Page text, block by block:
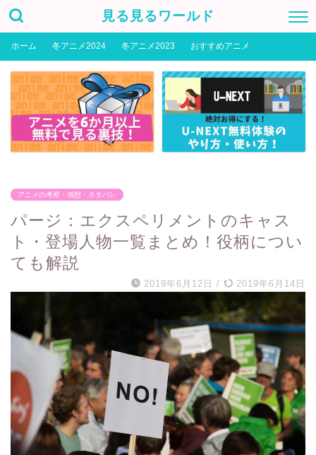
見る見るワールド
ホーム 冬アニメ2024 冬アニメ2023 おすすめアニメ
アニメの考察・感想・ネタバレ
パージ：エクスペリメントのキャス
ト・登場人物一覧まとめ！役柄につい
ても解説
2019年6月12日 / 2019年6月14日